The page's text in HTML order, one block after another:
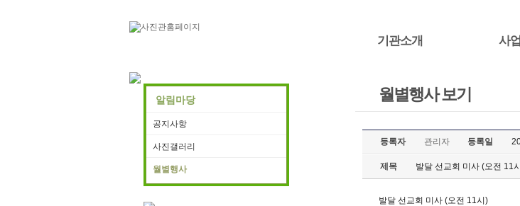
기관소개 사
알림마당
공지사항
사진갤러리
월별행사
월별행사 보기
등록자 관리자 등록일
제목 발달 선교회 미사 (오전 11
발달 선교회 미사 (오전 11시)